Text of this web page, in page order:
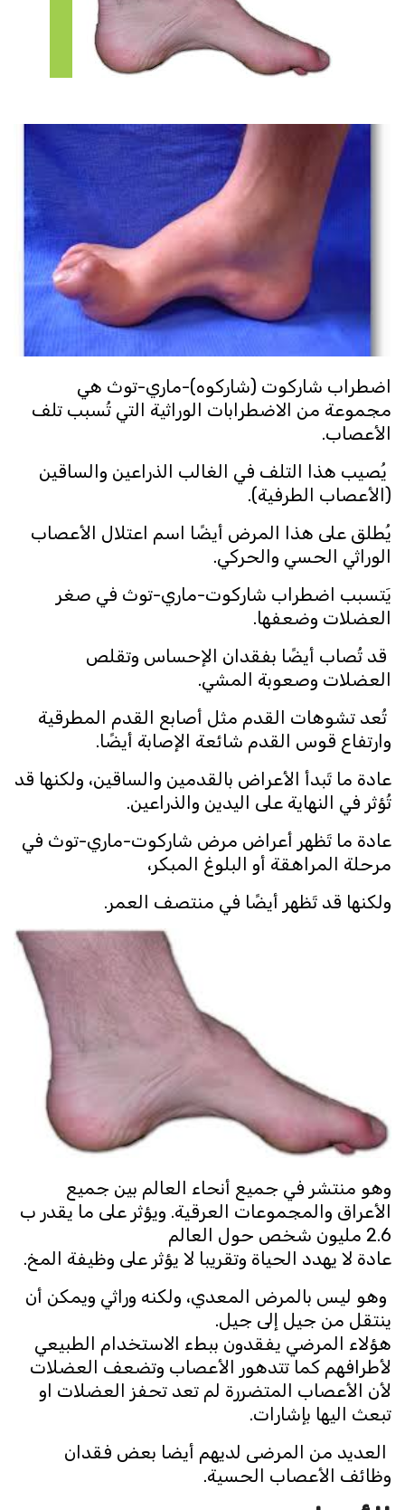
اضطراب شاركوت (شاركوه)-ماري-توث هي
مجموعة من الاضطرابات الوراثية التي تُسبب تلف
الأعصاب.
يُصيب هذا التلف في الغالب الذراعين والساقين
(الأعصاب الطرفية).
يُطلق على هذا المرض أيضًا اسم اعتلال الأعصاب
الوراثي الحسي والحركي.
يَتسبب اضطراب شاركوت-ماري-توث في صغر
العضلات وضعفها.
قد تُصاب أيضًا بفقدان الإحساس وتقلص
العضلات وصعوبة المشي.
تُعد تشوهات القدم مثل أصابع القدم المطرقية
وارتفاع قوس القدم شائعة الإصابة أيضًا.
عادة ما تَبدأ الأعراض بالقدمين والساقين، ولكنها قد
تُؤثر في النهاية على اليدين والذراعين.
عادة ما تَظهر أعراض مرض شاركوت-ماري-توث في
مرحلة المراهقة أو البلوغ المبكر،
ولكنها قد تَظهر أيضًا في منتصف العمر.
وهو منتشر في جميع أنحاء العالم بين جميع
الأعراق والمجموعات العرقية. ويؤثر على ما يقدر ب
2.6 مليون شخص حول العالم
عادة لا يهدد الحياة وتقريبا لا يؤثر على وظيفة المخ.
وهو ليس بالمرض المعدي، ولكنه وراثي ويمكن أن
ينتقل من جيل إلى جيل.
هؤلاء المرضي يفقدون ببطء الاستخدام الطبيعي
لأطرافهم كما تتدهور الأعصاب وتضعف العضلات
لأن الأعصاب المتضررة لم تعد تحفز العضلات او
تبعث اليها بإشارات.
العديد من المرضى لديهم أيضا بعض فقدان
وظائف الأعصاب الحسية.